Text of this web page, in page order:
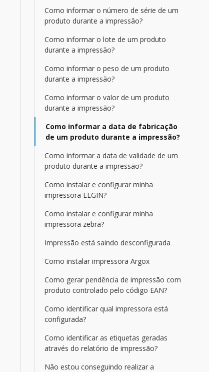
Como informar o número de série de um
produto durante a impressão?
Como informar o lote de um produto
durante a impressão?
Como informar o peso de um produto
durante a impressão?
Como informar o valor de um produto
durante a impressão?
Como informar a data de fabricação
de um produto durante a impressão?
Como informar a data de validade de um
produto durante a impressão?
Como instalar e configurar minha
impressora ELGIN?
Como instalar e configurar minha
impressora zebra?
Impressão está saindo desconfigurada
Como instalar impressora Argox
Como gerar pendência de impressão com
produto controlado pelo código EAN?
Como identificar qual impressora está
configurada?
Como identificar as etiquetas geradas
através do relatório de impressão?
Não estou conseguindo realizar a